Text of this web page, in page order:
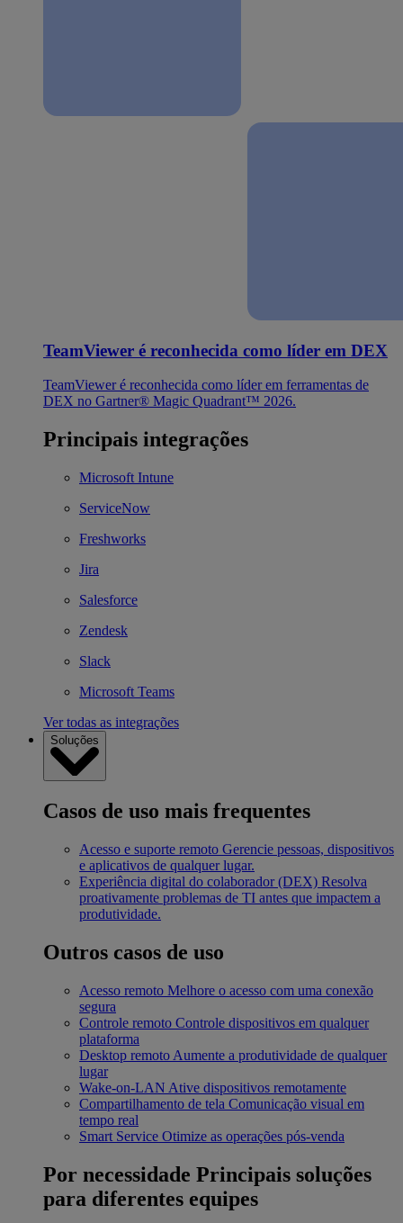
TeamViewer é reconhecida como líder em DEX
TeamViewer é reconhecida como líder em ferramentas de
DEX no Gartner® Magic Quadrant™ 2026.
Principais integrações
Microsoft Intune
ServiceNow
Freshworks
Jira
Salesforce
Zendesk
Slack
Microsoft Teams
Ver todas as integrações
Soluções
Casos de uso mais frequentes
Acesso e suporte remoto Gerencie pessoas, dispositivos
e aplicativos de qualquer lugar.
Experiência digital do colaborador (DEX) Resolva
proativamente problemas de TI antes que impactem a
produtividade.
Outros casos de uso
Acesso remoto Melhore o acesso com uma conexão
segura
Controle remoto Controle dispositivos em qualquer
plataforma
Desktop remoto Aumente a produtividade de qualquer
lugar
Wake-on-LAN Ative dispositivos remotamente
Compartilhamento de tela Comunicação visual em
tempo real
Smart Service Otimize as operações pós-venda
Por necessidade Principais soluções
para diferentes equipes